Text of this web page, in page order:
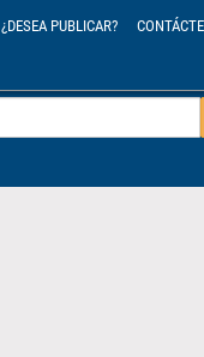
¿DESEA PUBLICAR?